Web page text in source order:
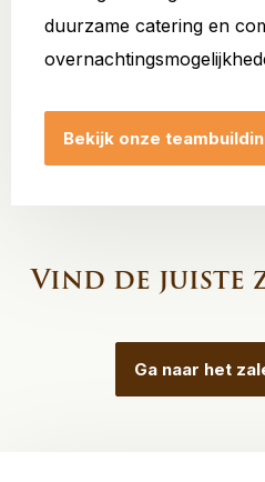
duurzame catering en
Bekijk onze
Vind de juiste
Ga naar het